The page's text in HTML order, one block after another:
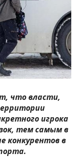
что власти,
игрока
тем самым в
конкурентов в